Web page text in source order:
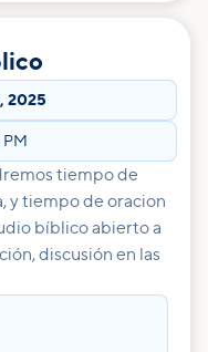
2025
PM
tiempo de
y tiempo de oracion
bíblico abierto a
discusión en las